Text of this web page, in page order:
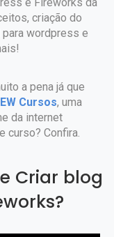
criação do
wordpress e
a pena já que
EW Cursos, uma
da internet
curso? Confira.
Criar blog